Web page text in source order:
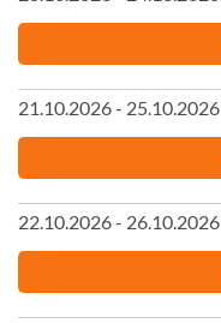
21.10.2026 - 25.10.2026
22.10.2026 - 26.10.2026